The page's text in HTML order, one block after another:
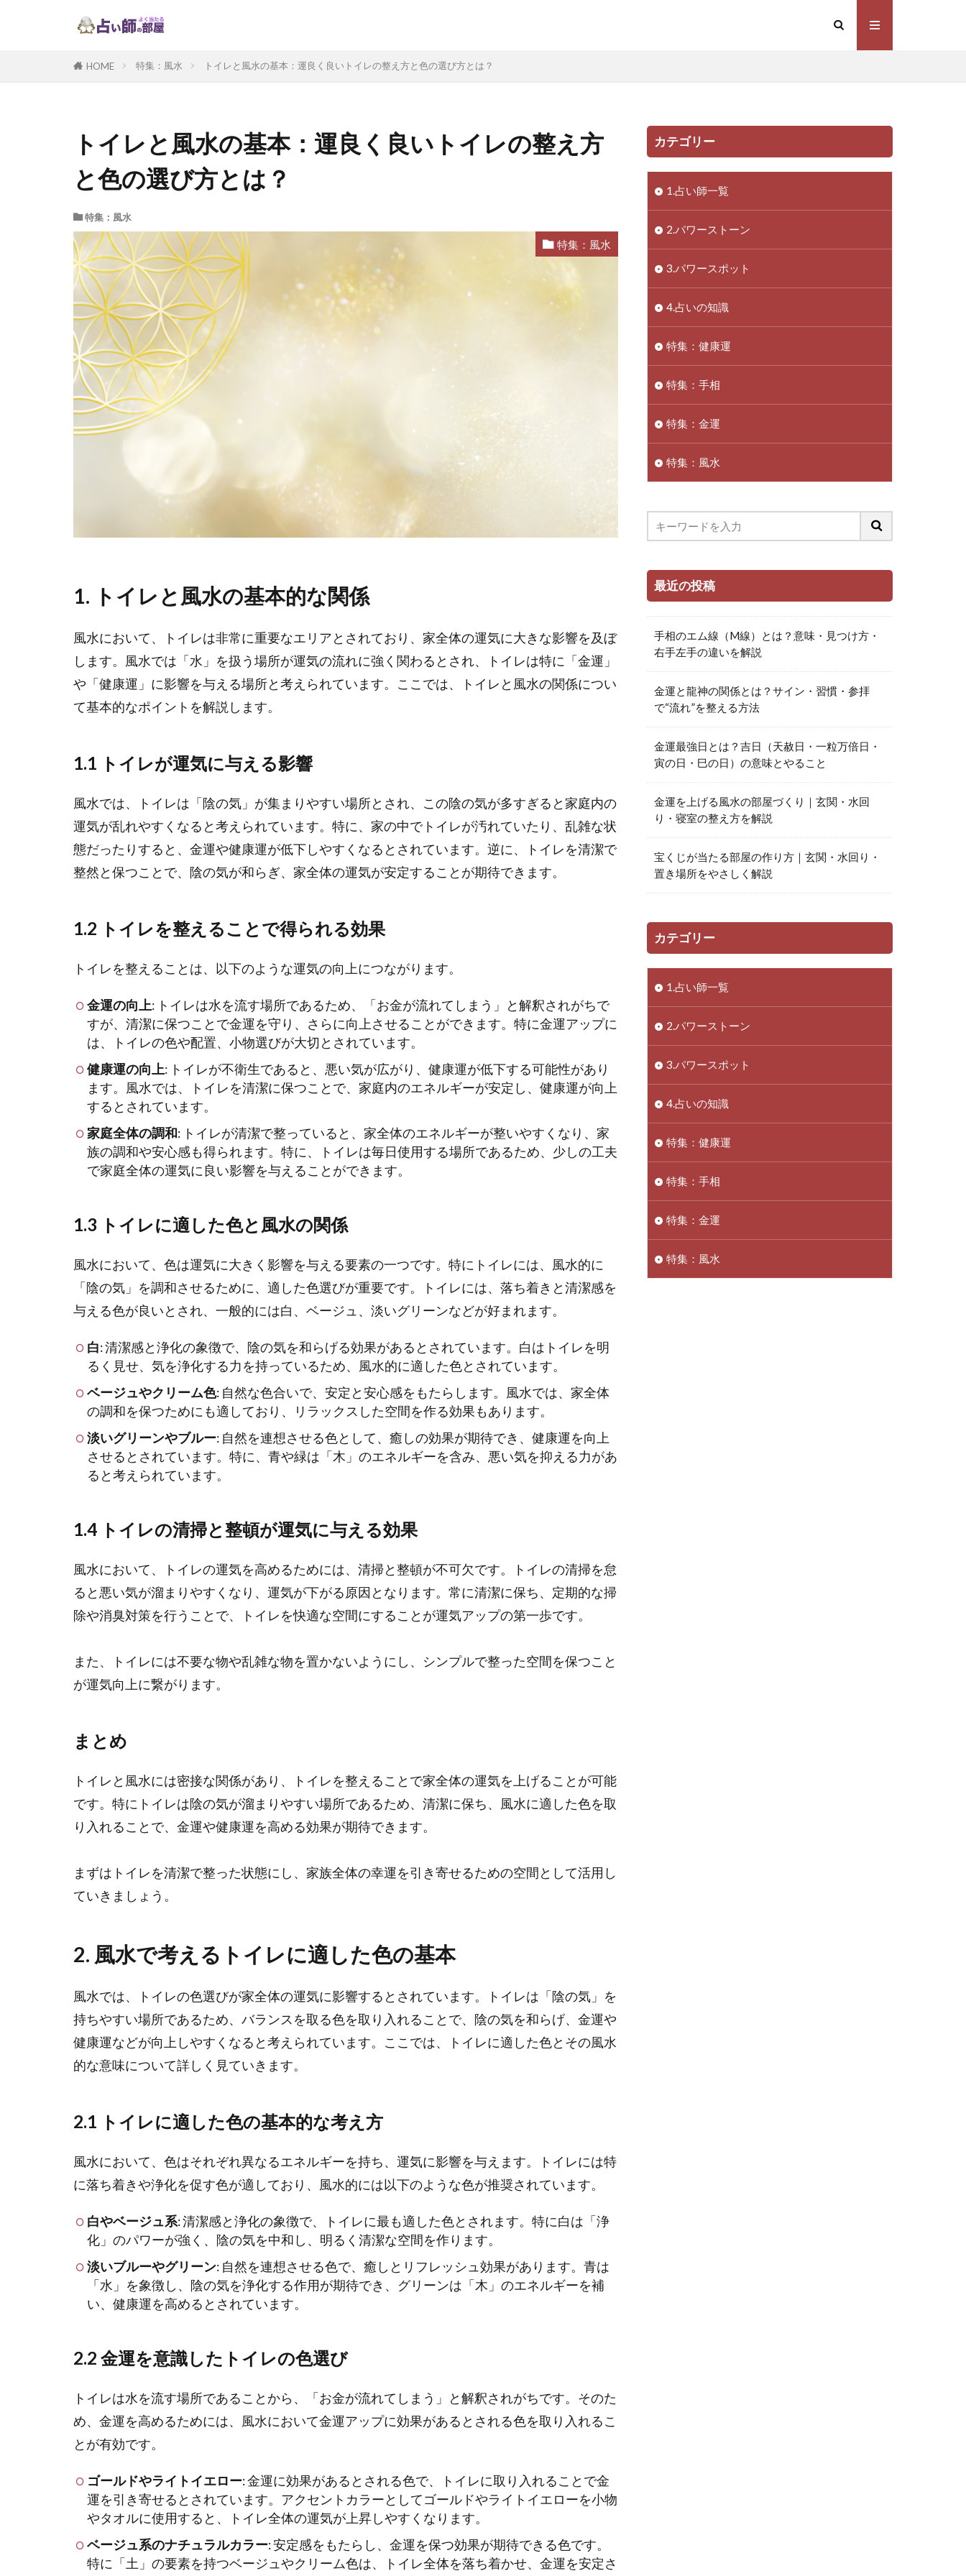
HOME 特集：風水 トイレと風水の基本：運良く良いトイレの整え方と色の選び方とは？
トイレと風水の基本：運良く良いトイレの整え方
と色の選び方とは？
特集：風水
特集：風水
1. トイレと風水の基本的な関係
風水において、トイレは非常に重要なエリアとされており、家全体の運気に大きな影響を及ぼ
します。風水では「水」を扱う場所が運気の流れに強く関わるとされ、トイレは特に「金運」
や「健康運」に影響を与える場所と考えられています。ここでは、トイレと風水の関係につい
て基本的なポイントを解説します。
1.1 トイレが運気に与える影響
風水では、トイレは「陰の気」が集まりやすい場所とされ、この陰の気が多すぎると家庭内の
運気が乱れやすくなると考えられています。特に、家の中でトイレが汚れていたり、乱雑な状
態だったりすると、金運や健康運が低下しやすくなるとされています。逆に、トイレを清潔で
整然と保つことで、陰の気が和らぎ、家全体の運気が安定することが期待できます。
1.2 トイレを整えることで得られる効果
トイレを整えることは、以下のような運気の向上につながります。
金運の向上: トイレは水を流す場所であるため、「お金が流れてしまう」と解釈されがちで
すが、清潔に保つことで金運を守り、さらに向上させることができます。特に金運アップに
は、トイレの色や配置、小物選びが大切とされています。
健康運の向上: トイレが不衛生であると、悪い気が広がり、健康運が低下する可能性があり
ます。風水では、トイレを清潔に保つことで、家庭内のエネルギーが安定し、健康運が向上
するとされています。
家庭全体の調和: トイレが清潔で整っていると、家全体のエネルギーが整いやすくなり、家
族の調和や安心感も得られます。特に、トイレは毎日使用する場所であるため、少しの工夫
で家庭全体の運気に良い影響を与えることができます。
1.3 トイレに適した色と風水の関係
風水において、色は運気に大きく影響を与える要素の一つです。特にトイレには、風水的に
「陰の気」を調和させるために、適した色選びが重要です。トイレには、落ち着きと清潔感を
与える色が良いとされ、一般的には白、ベージュ、淡いグリーンなどが好まれます。
白: 清潔感と浄化の象徴で、陰の気を和らげる効果があるとされています。白はトイレを明
るく見せ、気を浄化する力を持っているため、風水的に適した色とされています。
ベージュやクリーム色: 自然な色合いで、安定と安心感をもたらします。風水では、家全体
の調和を保つためにも適しており、リラックスした空間を作る効果もあります。
淡いグリーンやブルー: 自然を連想させる色として、癒しの効果が期待でき、健康運を向上
させるとされています。特に、青や緑は「木」のエネルギーを含み、悪い気を抑える力があ
ると考えられています。
1.4 トイレの清掃と整頓が運気に与える効果
風水において、トイレの運気を高めるためには、清掃と整頓が不可欠です。トイレの清掃を怠
ると悪い気が溜まりやすくなり、運気が下がる原因となります。常に清潔に保ち、定期的な掃
除や消臭対策を行うことで、トイレを快適な空間にすることが運気アップの第一歩です。
また、トイレには不要な物や乱雑な物を置かないようにし、シンプルで整った空間を保つこと
が運気向上に繋がります。
まとめ
トイレと風水には密接な関係があり、トイレを整えることで家全体の運気を上げることが可能
です。特にトイレは陰の気が溜まりやすい場所であるため、清潔に保ち、風水に適した色を取
り入れることで、金運や健康運を高める効果が期待できます。
まずはトイレを清潔で整った状態にし、家族全体の幸運を引き寄せるための空間として活用し
ていきましょう。
2. 風水で考えるトイレに適した色の基本
風水では、トイレの色選びが家全体の運気に影響するとされています。トイレは「陰の気」を
持ちやすい場所であるため、バランスを取る色を取り入れることで、陰の気を和らげ、金運や
健康運などが向上しやすくなると考えられています。ここでは、トイレに適した色とその風水
的な意味について詳しく見ていきます。
2.1 トイレに適した色の基本的な考え方
風水において、色はそれぞれ異なるエネルギーを持ち、運気に影響を与えます。トイレには特
に落ち着きや浄化を促す色が適しており、風水的には以下のような色が推奨されています。
白やベージュ系: 清潔感と浄化の象徴で、トイレに最も適した色とされます。特に白は「浄
化」のパワーが強く、陰の気を中和し、明るく清潔な空間を作ります。
淡いブルーやグリーン: 自然を連想させる色で、癒しとリフレッシュ効果があります。青は
「水」を象徴し、陰の気を浄化する作用が期待でき、グリーンは「木」のエネルギーを補
い、健康運を高めるとされています。
2.2 金運を意識したトイレの色選び
トイレは水を流す場所であることから、「お金が流れてしまう」と解釈されがちです。そのた
め、金運を高めるためには、風水において金運アップに効果があるとされる色を取り入れるこ
とが有効です。
ゴールドやライトイエロー: 金運に効果があるとされる色で、トイレに取り入れることで金
運を引き寄せるとされています。アクセントカラーとしてゴールドやライトイエローを小物
やタオルに使用すると、トイレ全体の運気が上昇しやすくなります。
ベージュ系のナチュラルカラー: 安定感をもたらし、金運を保つ効果が期待できる色です。
特に「土」の要素を持つベージュやクリーム色は、トイレ全体を落ち着かせ、金運を安定さ
カテゴリー
1.占い師一覧
2.パワーストーン
3.パワースポット
4.占いの知識
特集：健康運
特集：手相
特集：金運
特集：風水
最近の投稿
手相のエム線（M線）とは？意味・見つけ方・
右手左手の違いを解説
金運と龍神の関係とは？サイン・習慣・参拝
で“流れ”を整える方法
金運最強日とは？吉日（天赦日・一粒万倍日・
寅の日・巳の日）の意味とやること
金運を上げる風水の部屋づくり｜玄関・水回
り・寝室の整え方を解説
宝くじが当たる部屋の作り方｜玄関・水回り・
置き場所をやさしく解説
カテゴリー
1.占い師一覧
2.パワーストーン
3.パワースポット
4.占いの知識
特集：健康運
特集：手相
特集：金運
特集：風水